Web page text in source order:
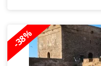
-38%